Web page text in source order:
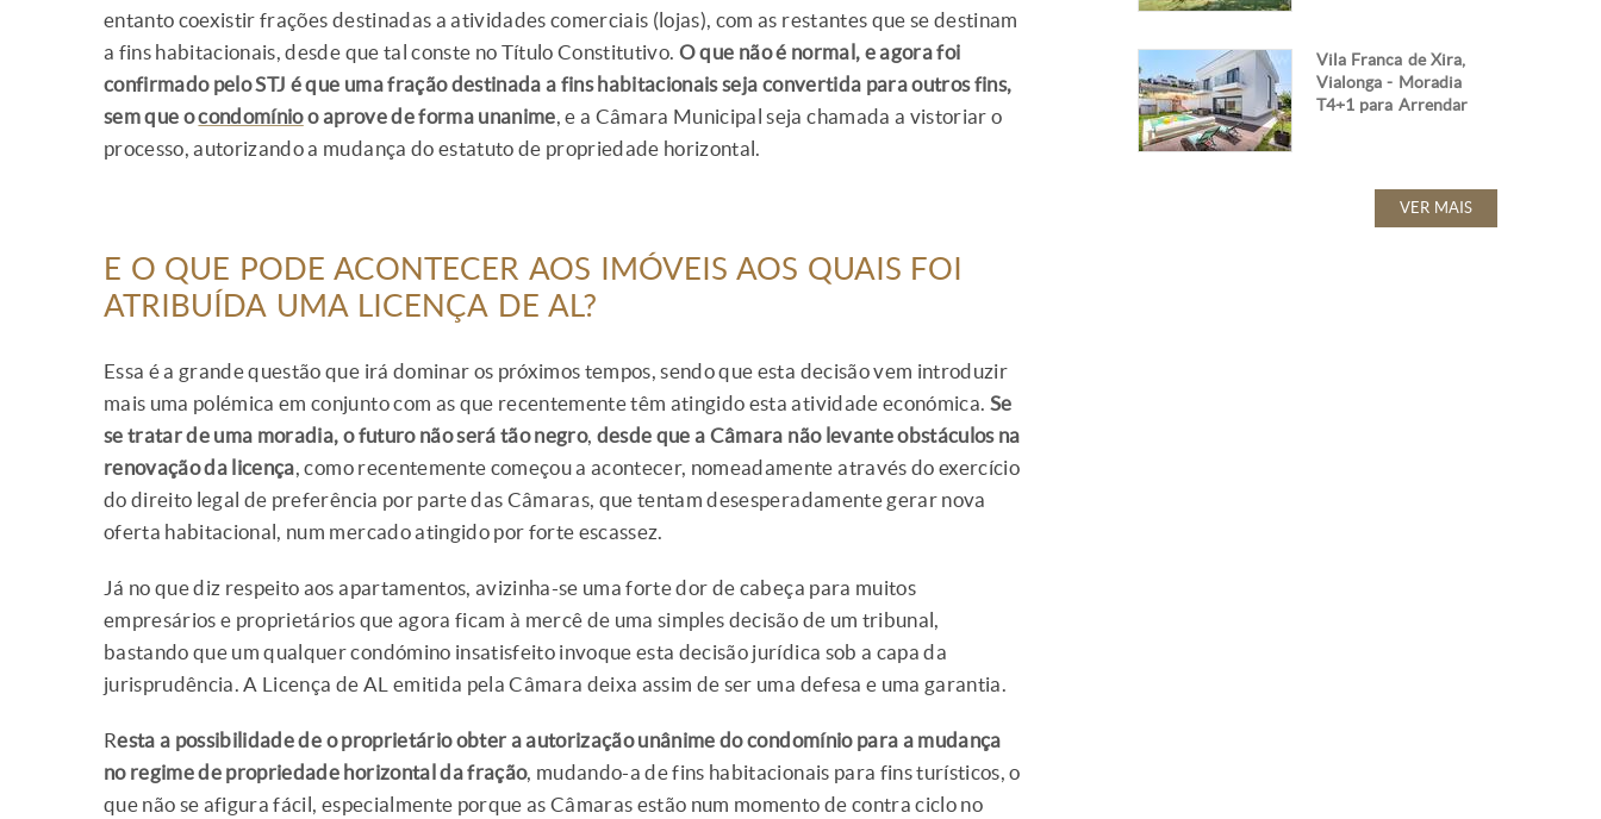
entanto coexistir frações destinadas a atividades comerciais (lojas), com as restantes que se destinam
a fins habitacionais, desde que tal conste no Título Constitutivo. O que não é normal, e agora foi
confirmado pelo STJ é que uma fração destinada a fins habitacionais seja convertida para outros fins,
sem que ocondomínioo aprove de forma unanime, e a Câmara Municipal seja chamada a vistoriar o
processo, autorizando a mudança do estatuto de propriedade horizontal.
E O QUE PODE ACONTECER AOS IMÓVEIS AOS QUAIS FOI
ATRIBUÍDA UMA LICENÇA DE AL?
Essa é a grande questão que irá dominar os próximos tempos, sendo que esta decisão vem introduzir
mais uma polémica em conjunto com as que recentemente têm atingido esta atividade económica. Se
se tratar de uma moradia, o futuro não será tão negro, desde que a Câmara não levante obstáculos na
renovação da licença, como recentemente começou a acontecer, nomeadamente através do exercício
do direito legal de preferência por parte das Câmaras, que tentam desesperadamente gerar nova
oferta habitacional, num mercado atingido por forte escassez.
Já no que diz respeito aos apartamentos, avizinha-se uma forte dor de cabeça para muitos
empresários e proprietários que agora ficam à mercê de uma simples decisão de um tribunal,
bastando que um qualquer condómino insatisfeito invoque esta decisão jurídica sob a capa da
jurisprudência. A Licença de AL emitida pela Câmara deixa assim de ser uma defesa e uma garantia.
Resta a possibilidade de o proprietário obter a autorização unânime do condomínio para a mudança
no regime de propriedade horizontal da fração, mudando-a de fins habitacionais para fins turísticos, o
que não se afigura fácil, especialmente porque as Câmaras estão num momento de contra ciclo no
Vila Franca de Xira,
Vialonga - Moradia
T4+1 para Arrendar
VER MAIS